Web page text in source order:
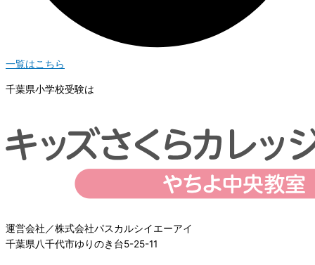
一覧はこちら
千葉県小学校受験は
運営会社／株式会社パスカルシイエーアイ
千葉県八千代市ゆりのき台5-25-11